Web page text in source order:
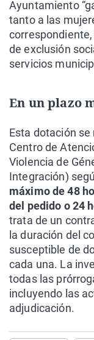
Ayuntamiento
tanto a las
de exclusión
servicios
En un plazo
Esta dotación se
Centro de
Violencia de
Integración)
máximo de 48
del pedido o 24
trata de un
la duración del
susceptible de
cada una. La
todas las
incluyendo las
adjudicación.